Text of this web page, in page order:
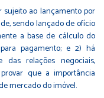
sujeito ao lançamento por
sendo lançado de ofício
a base de cálculo do
pagamento; e 2) há
relações negociais,
que a importância
mercado do imóvel.